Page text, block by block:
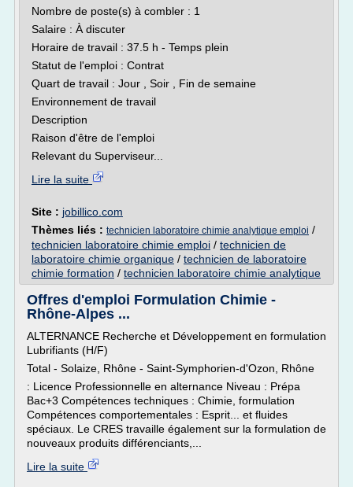
Nombre de poste(s) à combler : 1
Salaire : À discuter
Horaire de travail : 37.5 h - Temps plein
Statut de l'emploi : Contrat
Quart de travail : Jour , Soir , Fin de semaine
Environnement de travail
Description
Raison d'être de l'emploi
Relevant du Superviseur...
Lire la suite
Site : jobillico.com
Thèmes liés : technicien laboratoire chimie analytique emploi /
technicien laboratoire chimie emploi / technicien de
laboratoire chimie organique / technicien de laboratoire
chimie formation / technicien laboratoire chimie analytique
Offres d'emploi Formulation Chimie -
Rhône-Alpes ...
ALTERNANCE Recherche et Développement en formulation
Lubrifiants (H/F)
Total - Solaize, Rhône - Saint-Symphorien-d'Ozon, Rhône
: Licence Professionnelle en alternance Niveau : Prépa
Bac+3 Compétences techniques : Chimie, formulation
Compétences comportementales : Esprit... et fluides
spéciaux. Le CRES travaille également sur la formulation de
nouveaux produits différenciants,...
Lire la suite